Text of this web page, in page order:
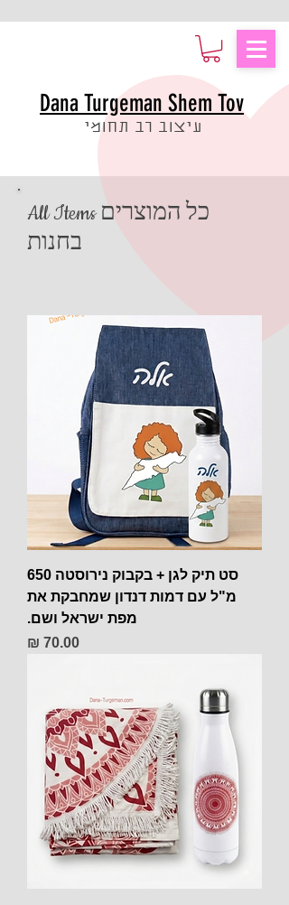
עיצוב רב תחומי
Dana Turgeman Shem Tov
All Items כל המוצרים
בחנות
סט תיק לגן + בקבוק נירוסטה 650
מ"ל עם דמות דנדון שמחבקת את
מפת ישראל ושם.
מחיר